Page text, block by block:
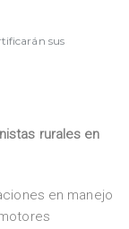
sus
rurales en
en manejo